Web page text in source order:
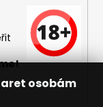
osobám